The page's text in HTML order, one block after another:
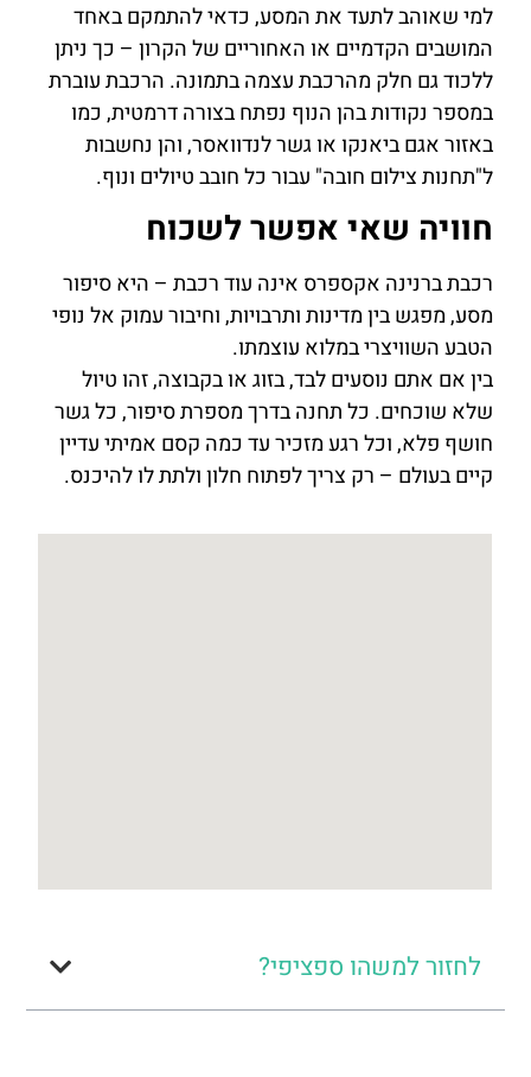
למי שאוהב לתעד את המסע, כדאי להתמקם באחד
המושבים הקדמיים או האחוריים של הקרון – כך ניתן
ללכוד גם חלק מהרכבת עצמה בתמונה. הרכבת עוברת
במספר נקודות בהן הנוף נפתח בצורה דרמטית, כמו
באזור אגם ביאנקו או גשר לנדוואסר, והן נחשבות
ל"תחנות צילום חובה" עבור כל חובב טיולים ונוף.
חוויה שאי אפשר לשכוח
רכבת ברנינה אקספרס אינה עוד רכבת – היא סיפור
מסע, מפגש בין מדינות ותרבויות, וחיבור עמוק אל נופי
הטבע השוויצרי במלוא עוצמתו.
בין אם אתם נוסעים לבד, בזוג או בקבוצה, זהו טיול
שלא שוכחים. כל תחנה בדרך מספרת סיפור, כל גשר
חושף פלא, וכל רגע מזכיר עד כמה קסם אמיתי עדיין
קיים בעולם – רק צריך לפתוח חלון ולתת לו להיכנס.
לחזור למשהו ספציפי?